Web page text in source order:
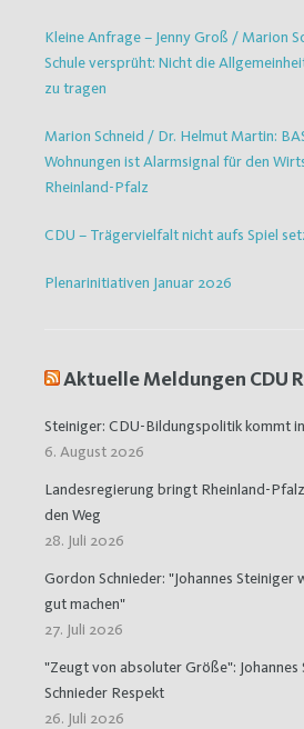
Kleine Anfrage – Jenny Groß / Marion
Schule versprüht: Nicht die
zu tragen
Marion Schneid / Dr. Helmut Martin:
Wohnungen ist Alarmsignal für den
Rheinland-Pfalz
CDU – Trägervielfalt nicht aufs Spiel
Plenarinitiativen Januar 2026
Aktuelle Meldungen CDU
Steiniger: CDU-Bildungspolitik kommt
6. August 2026
Landesregierung bringt Rheinland-
den Weg
28. Juli 2026
Gordon Schnieder: "Johannes Steiniger
gut machen"
27. Juli 2026
"Zeugt von absoluter Größe":
Schnieder Respekt
26. Juli 2026